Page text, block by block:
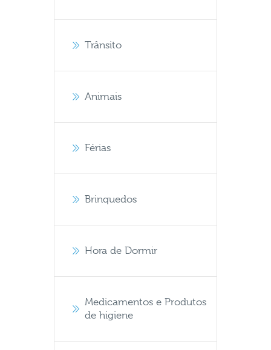
Trânsito
Animais
Férias
Brinquedos
Hora de Dormir
Medicamentos e Produtos
de higiene